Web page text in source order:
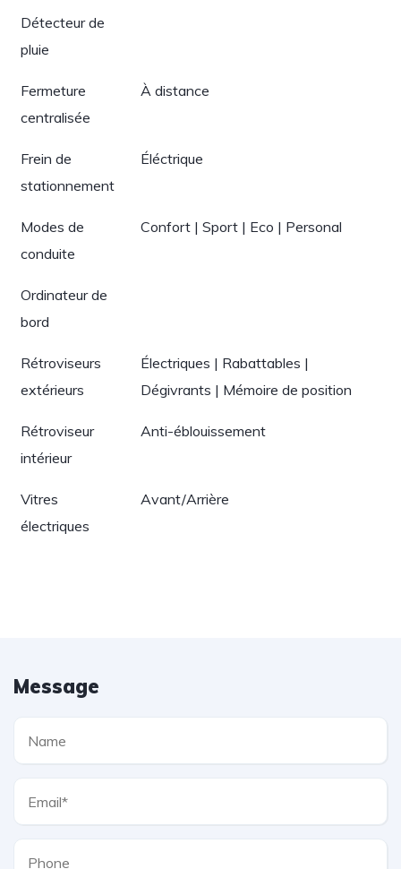
Détecteur de
pluie
Fermeture
centralisée
À distance
Frein de
stationnement
Éléctrique
Modes de
conduite
Confort | Sport | Eco | Personal
Ordinateur de
bord
Rétroviseurs
extérieurs
Électriques | Rabattables |
Dégivrants | Mémoire de position
Rétroviseur
intérieur
Anti-éblouissement
Vitres
électriques
Avant/Arrière
Message